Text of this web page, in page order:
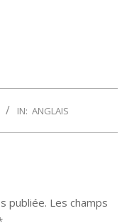
IN: ANGLAIS
publiée. Les champs